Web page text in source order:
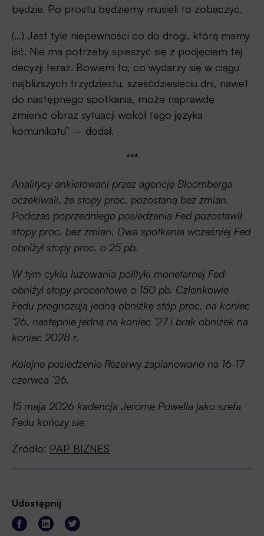
będzie. Po prostu będziemy musieli to zobaczyć.
(…) Jest tyle niepewności co do drogi, którą mamy
iść. Nie ma potrzeby spieszyć się z podjęciem tej
decyzji teraz. Bowiem to, co wydarzy się w ciągu
najbliższych trzydziestu, sześćdziesięciu dni, nawet
do następnego spotkania, może naprawdę
zmienić obraz sytuacji wokół tego języka
komunikatu” – dodał.
***
Analitycy ankietowani przez agencję Bloomberga
oczekiwali, że stopy proc. pozostaną bez zmian.
Podczas poprzedniego posiedzenia Fed pozostawił
stopy proc. bez zmian. Dwa spotkania wcześniej Fed
obniżył stopy proc. o 25 pb.
W tym cyklu luzowania polityki monetarnej Fed
obniżył stopy procentowe o 150 pb. Członkowie
Fedu prognozują jedną obniżkę stóp proc. na koniec
’26, następnie jedną na koniec ’27 i brak obniżek na
koniec 2028 r.
Kolejne posiedzenie Rezerwy zaplanowano na 16-17
czerwca ‘26.
15 maja 2026 kadencja Jerome Powella jako szefa
Fedu kończy się.
Źródło: PAP BIZNES
Udostępnij